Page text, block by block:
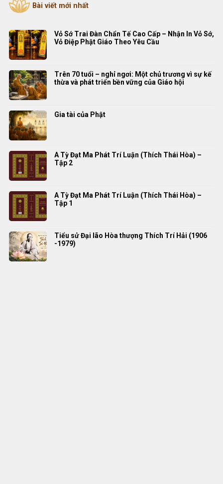
Bài viết mới nhất
Vỏ Sớ Trai Đàn Chẩn Tế Cao Cấp – Nhận In Vỏ Sớ,
Vỏ Điệp Phật Giáo Theo Yêu Cầu
Trên 70 tuổi – nghỉ ngơi: Một chủ trương vì sự kế
thừa và phát triển bền vững của Giáo hội
Gia tài của Phật
A Tỳ Đạt Ma Phát Trí Luận (Thích Thái Hòa) –
Tập 2
A Tỳ Đạt Ma Phát Trí Luận (Thích Thái Hòa) –
Tập 1
Tiểu sử Đại lão Hòa thượng Thích Trí Hải (1906
-1979)